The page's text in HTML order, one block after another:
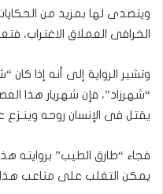
ويتصدى لها بمزيد من
الخرافى العملاق الاغتراب،
وتشير الرواية إلى أنه إذا كان
“شهرزاد”، فإن شهريار هذا
يقتل فى الإنسان روحه وينـزع
فجاء “طارق الطيب” بروايته
يمكن التغلب على متاعب هذا